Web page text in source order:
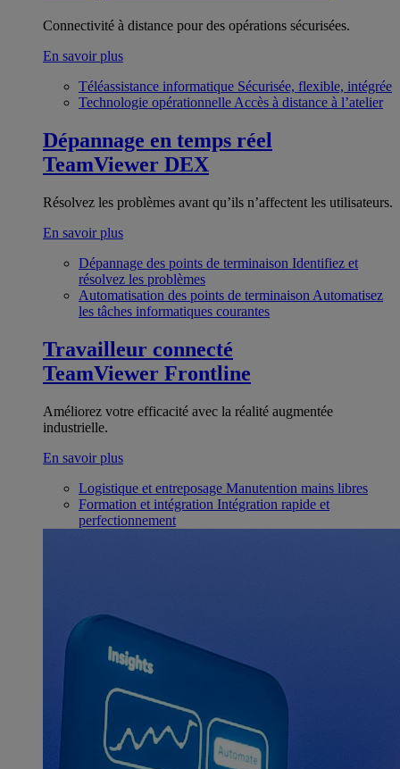
Connectivité à distance pour des opérations sécurisées.
En savoir plus
Téléassistance informatique Sécurisée, flexible, intégrée
Technologie opérationnelle Accès à distance à l’atelier
Dépannage en temps réel
TeamViewer DEX
Résolvez les problèmes avant qu’ils n’affectent les utilisateurs.
En savoir plus
Dépannage des points de terminaison Identifiez et
résolvez les problèmes
Automatisation des points de terminaison Automatisez
les tâches informatiques courantes
Travailleur connecté
TeamViewer Frontline
Améliorez votre efficacité avec la réalité augmentée
industrielle.
En savoir plus
Logistique et entreposage Manutention mains libres
Formation et intégration Intégration rapide et
perfectionnement